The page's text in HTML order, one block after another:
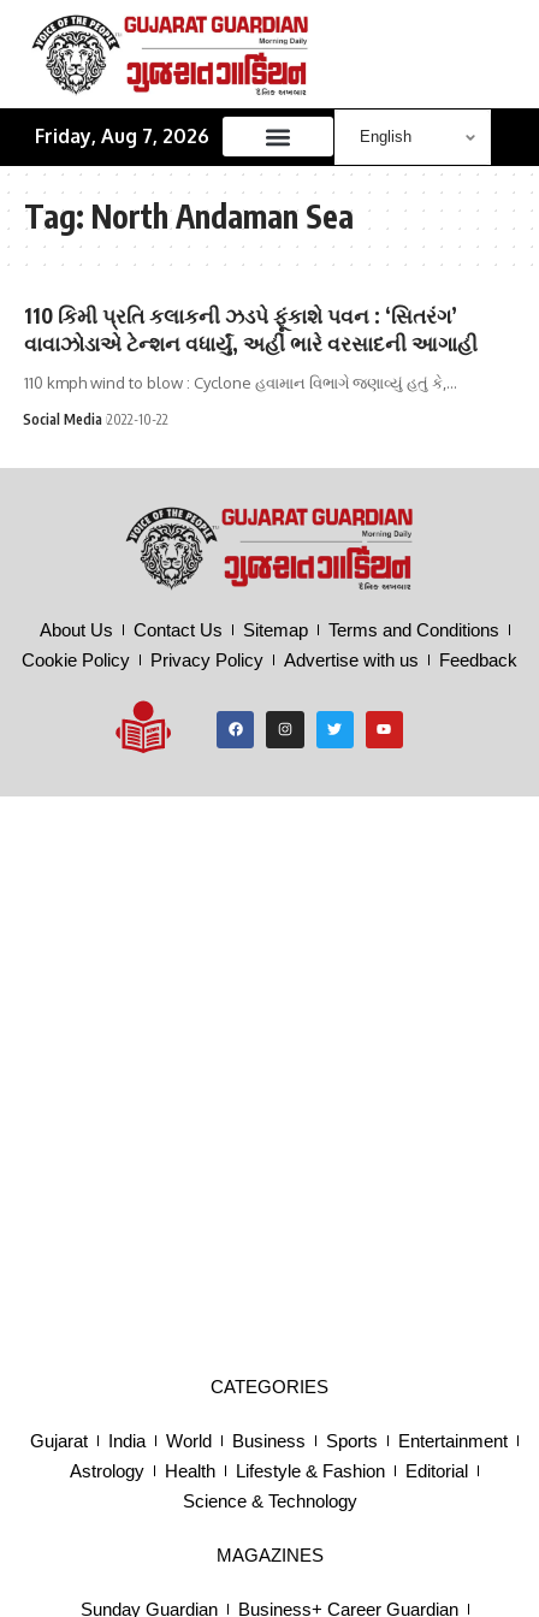
Friday, Aug 7, 2026
Tag: North Andaman Sea
110 કિમી પ્રતિ કલાકની ઝડપે ફૂંકાશે પવન : ‘સિતરંગ’
વાવાઝોડાએ ટેન્શન વધાર્યું, અહીં ભારે વરસાદની આગાહી
110 kmph wind to blow : Cyclone હવામાન વિભાગે જણાવ્યું હતું કે,…
Social Media 2022-10-22
About Us Contact Us Sitemap
Terms and Conditions
Cookie Policy
Privacy Policy Advertise with us Feedback
CATEGORIES
Gujarat India World Business Sports
Entertainment
Astrology
Health Lifestyle & Fashion
Editorial
Science & Technology
MAGAZINES
Sunday Guardian Business+ Career Guardian